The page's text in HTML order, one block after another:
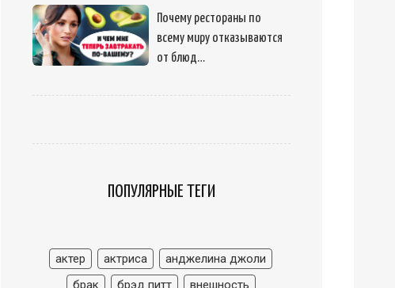
Почему рестораны по
всему миру отказываются
от блюд…
ПОПУЛЯРНЫЕ ТЕГИ
актер актриса
анджелина джоли
брак
брэд питт
внешность